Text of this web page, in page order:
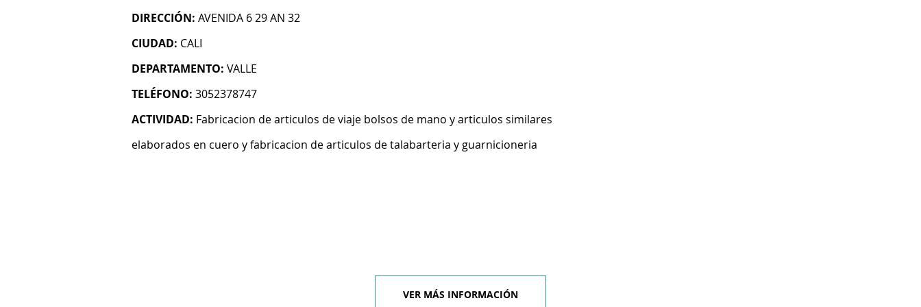
DIRECCIÓN: AVENIDA 6 29 AN 32
CIUDAD: CALI
DEPARTAMENTO: VALLE
TELÉFONO: 3052378747
ACTIVIDAD: Fabricacion de articulos de viaje bolsos de mano y articulos similares
elaborados en cuero y fabricacion de articulos de talabarteria y guarnicioneria
VER MÁS INFORMACIÓN